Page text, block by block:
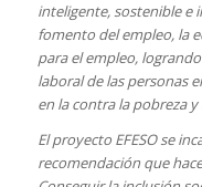
inteligente, sostenible e
fomento del empleo, la
para el empleo,
laboral de las personas
en la contra la pobreza
El proyecto EFESO se
recomendación que